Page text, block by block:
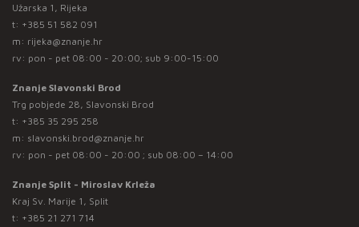
Užarska 1, Rijeka
t: +385 51 582 091
m: rijeka@znanje.hr
rv: pon - pet 08:00 - 20:00; sub 9:00-15:00
Znanje Slavonski Brod
Trg pobjede 28, Slavonski Brod
t: +385 35 295 258
m: slavonski.brod@znanje.hr
rv: pon - pet 08:00 - 20:00 ; sub 08:00 – 14:00
Znanje Split - Miroslav Krleža
Kraj Sv. Marije 1, Split
t: +385 21 271 714